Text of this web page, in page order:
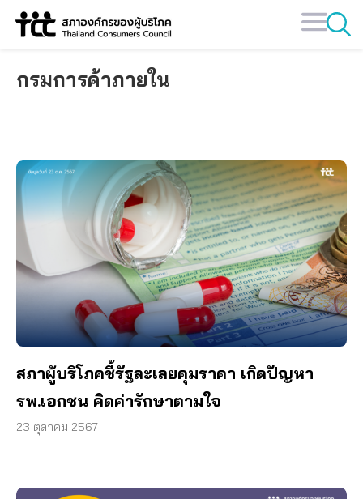
Skip
กรมการค้าภายใน
สภาผู้บริโภคชี้รัฐละเลยคุมราคา เกิดปัญหา
รพ.เอกชน คิดค่ารักษาตามใจ
23 ตุลาคม 2567